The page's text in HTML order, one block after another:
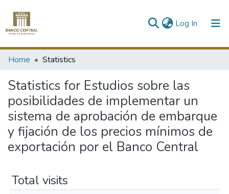
Log In (current)
Communities & Collections
All of DSpace
Home Statistics
Statistics for Estudios sobre las
posibilidades de implementar un
sistema de aprobación de embarque
y fijación de los precios mínimos de
exportación por el Banco Central
Total visits